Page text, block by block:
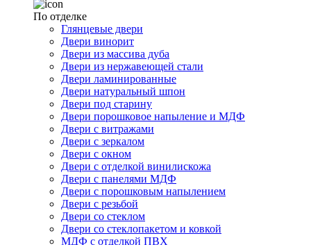
По отделке
Глянцевые двери
Двери винорит
Двери из массива дуба
Двери из нержавеющей стали
Двери ламинированные
Двери натуральный шпон
Двери под старину
Двери порошковое напыление и МДФ
Двери с витражами
Двери с зеркалом
Двери с окном
Двери с отделкой винилискожа
Двери с панелями МДФ
Двери с порошковым напылением
Двери с резьбой
Двери со стеклом
Двери со стеклопакетом и ковкой
МДФ с отделкой ПВХ